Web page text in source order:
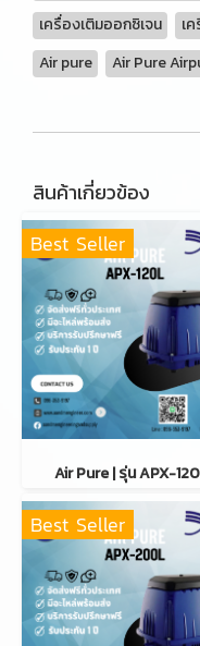
เครื่องเติมออกซิเจน
เ
Air pure
Air Pure
สินค้าเกี่ยวข้อง
Best Seller
Air Pure | รุ่น APX-
Best Seller